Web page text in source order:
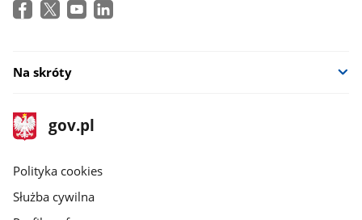
Na skróty
stopka
gov.pl
Strona
gov.pl
gov.pl
Polityka cookies
Służba cywilna